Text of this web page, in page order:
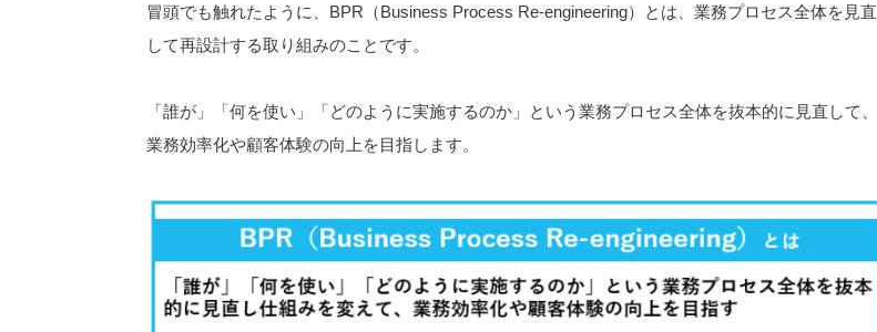
冒頭でも触れたように、BPR（Business Process Re-engineering）とは、業務プロセス全体を見直
して再設計する取り組みのことです。
「誰が」「何を使い」「どのように実施するのか」という業務プロセス全体を抜本的に見直して、
業務効率化や顧客体験の向上を目指します。